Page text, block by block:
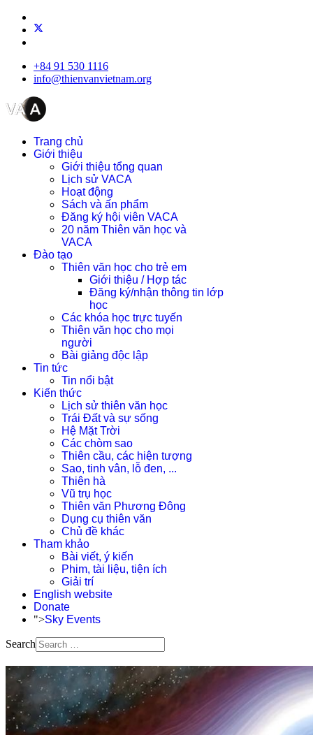
+84 91 530 1116
info@thienvanvietnam.org
Trang chủ
Giới thiệu
Giới thiệu tổng quan
Lịch sử VACA
Hoạt động
Sách và ấn phẩm
Đăng ký hội viên VACA
20 năm Thiên văn học và
VACA
Đào tạo
Thiên văn học cho trẻ em
Giới thiệu / Hợp tác
Đăng ký/nhận thông tin lớp
học
Các khóa học trực tuyến
Thiên văn học cho mọi
người
Bài giảng độc lập
Tin tức
Tin nổi bật
Kiến thức
Lịch sử thiên văn học
Trái Đất và sự sống
Hệ Mặt Trời
Các chòm sao
Thiên cầu, các hiện tượng
Sao, tinh vân, lỗ đen, ...
Thiên hà
Vũ trụ học
Thiên văn Phương Đông
Dụng cụ thiên văn
Chủ đề khác
Tham khảo
Bài viết, ý kiến
Phim, tài liệu, tiện ích
Giải trí
English website
Donate
">Sky Events
Search